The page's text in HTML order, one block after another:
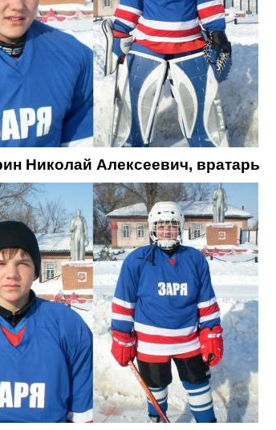
Николай Алексеевич, вратарь